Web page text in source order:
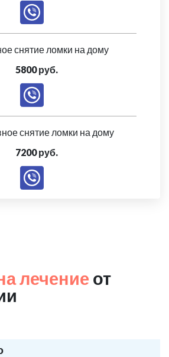
снятие ломки на дому
5800 руб.
снятие ломки на дому
7200 руб.
лечение от